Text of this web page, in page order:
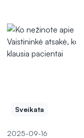
Sveikata
2025-09-16